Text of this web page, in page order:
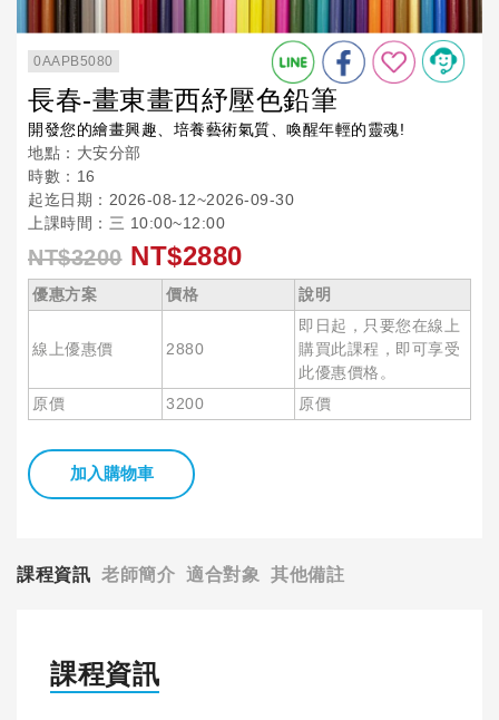
0AAPB5080
長春-畫東畫西紓壓色鉛筆
開發您的繪畫興趣、培養藝術氣質、喚醒年輕的靈魂!
地點：大安分部
時數：16
起迄日期：2026-08-12~2026-09-30
上課時間：三 10:00~12:00
NT$3200 NT$2880
優惠方案 價格 說明
線上優惠價 2880
即日起，只要您在線上
購買此課程，即可享受
此優惠價格。
原價
3200 原價
加入購物車
課程資訊 老師簡介 適合對象 其他備註
課程資訊